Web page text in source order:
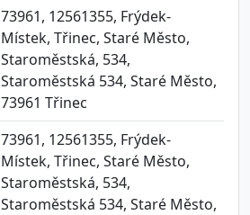
73961, 12561355, Frýdek-
Místek, Třinec, Staré Město,
Staroměstská, 534,
Staroměstská 534, Staré Město,
73961 Třinec
73961, 12561355, Frýdek-
Místek, Třinec, Staré Město,
Staroměstská, 534,
Staroměstská 534, Staré Město,